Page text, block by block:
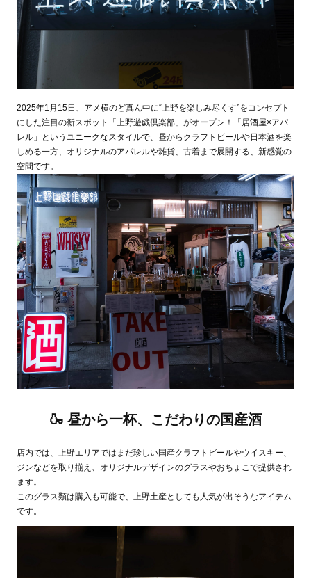
2025年1月15日、アメ横のど真ん中に“上野を楽しみ尽くす”をコンセプト
にした注目の新スポット「上野遊戯倶楽部」がオープン！「居酒屋×アパ
レル」というユニークなスタイルで、昼からクラフトビールや日本酒を楽
しめる一方、オリジナルのアパレルや雑貨、古着まで展開する、新感覚の
空間です。
🍶 昼から一杯、こだわりの国産酒
店内では、上野エリアではまだ珍しい国産クラフトビールやウイスキー、
ジンなどを取り揃え、オリジナルデザインのグラスやおちょこで提供され
ます。
このグラス類は購入も可能で、上野土産としても人気が出そうなアイテム
です。